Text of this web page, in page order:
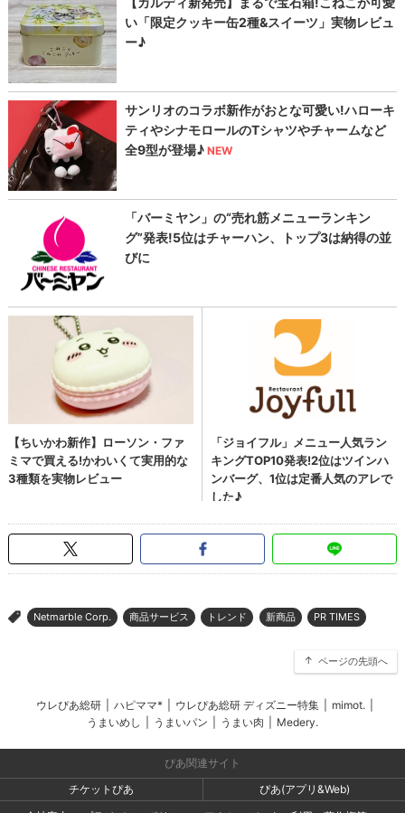
> Netmarble Corp. 商品サービス トレンド 新商品 PR TIMES
ページの先頭へ
ウレぴあ総研 ハピママ* ウレぴあ総研 ディズニー特集 mimot.
うまいめし
うまいパン うまい肉 Medery.
ぴあ関連サイト
チケットぴあ
ぴあ(アプリ&Web)